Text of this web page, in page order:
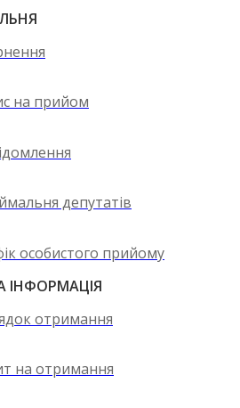
на прийом
депутатів
особистого прийому
ІНФОРМАЦІЯ
отримання
на отримання